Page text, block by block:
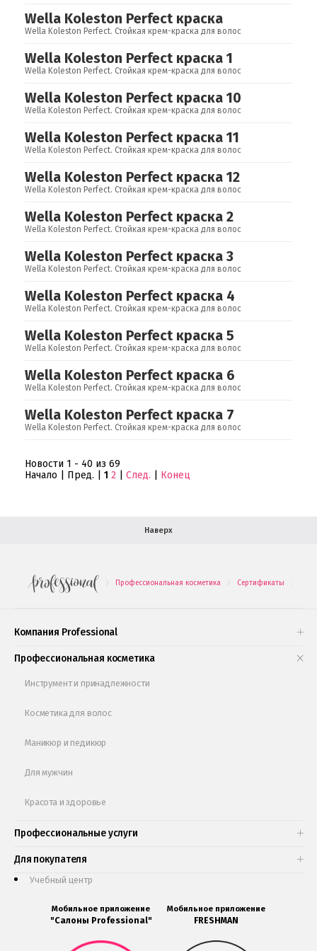
Wella Koleston Perfect краска
Wella Koleston Perfect. Стойкая крем-краска для волос
Wella Koleston Perfect краска 1
Wella Koleston Perfect. Стойкая крем-краска для волос
Wella Koleston Perfect краска 10
Wella Koleston Perfect. Стойкая крем-краска для волос
Wella Koleston Perfect краска 11
Wella Koleston Perfect. Стойкая крем-краска для волос
Wella Koleston Perfect краска 12
Wella Koleston Perfect. Стойкая крем-краска для волос
Wella Koleston Perfect краска 2
Wella Koleston Perfect. Стойкая крем-краска для волос
Wella Koleston Perfect краска 3
Wella Koleston Perfect. Стойкая крем-краска для волос
Wella Koleston Perfect краска 4
Wella Koleston Perfect. Стойкая крем-краска для волос
Wella Koleston Perfect краска 5
Wella Koleston Perfect. Стойкая крем-краска для волос
Wella Koleston Perfect краска 6
Wella Koleston Perfect. Стойкая крем-краска для волос
Wella Koleston Perfect краска 7
Wella Koleston Perfect. Стойкая крем-краска для волос
Новости 1 - 40 из 69
Начало | Пред. | 1 2 След. Конец
Наверх
Профессиональная косметика Сертификаты
Компания Professional
О компании
Ваша скидка
Доставка
В помощь покупателю
Как купить
Профессиональная косметика
Инструмент и принадлежности
Косметика для волос
Маникюр и педикюр
Для мужчин
Красота и здоровье
Профессиональные услуги
Для покупателя
Подарочные наборы
Обучающее видео
Учебный центр
Мобильное приложение
"Салоны Professional"
Мобильное
Мобильное приложение
FRESHMAN
Мобильное